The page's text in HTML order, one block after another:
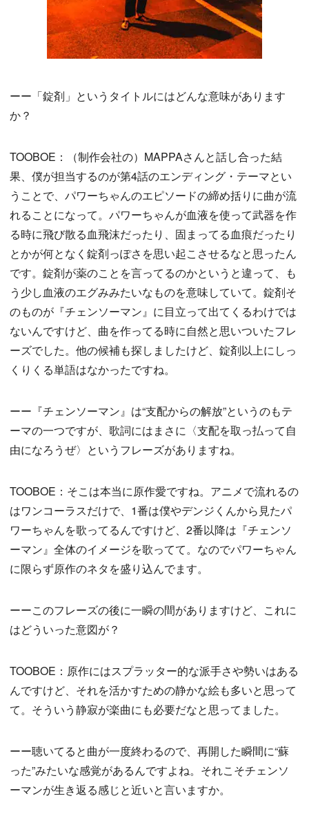
ーー「錠剤」というタイトルにはどんな意味があります
か？
TOOBOE：（制作会社の）MAPPAさんと話し合った結
果、僕が担当するのが第4話のエンディング・テーマとい
うことで、パワーちゃんのエピソードの締め括りに曲が流
れることになって。パワーちゃんが血液を使って武器を作
る時に飛び散る血飛沫だったり、固まってる血痕だったり
とかが何となく錠剤っぽさを思い起こさせるなと思ったん
です。錠剤が薬のことを言ってるのかというと違って、も
う少し血液のエグみみたいなものを意味していて。錠剤そ
のものが『チェンソーマン』に目立って出てくるわけでは
ないんですけど、曲を作ってる時に自然と思いついたフレ
ーズでした。他の候補も探しましたけど、錠剤以上にしっ
くりくる単語はなかったですね。
ーー『チェンソーマン』は“支配からの解放”というのもテ
ーマの一つですが、歌詞にはまさに〈支配を取っ払って自
由になろうぜ〉というフレーズがありますね。
TOOBOE：そこは本当に原作愛ですね。アニメで流れるの
はワンコーラスだけで、1番は僕やデンジくんから見たパ
ワーちゃんを歌ってるんですけど、2番以降は『チェンソ
ーマン』全体のイメージを歌ってて。なのでパワーちゃん
に限らず原作のネタを盛り込んでます。
ーーこのフレーズの後に一瞬の間がありますけど、これに
はどういった意図が？
TOOBOE：原作にはスプラッター的な派手さや勢いはある
んですけど、それを活かすための静かな絵も多いと思って
て。そういう静寂が楽曲にも必要だなと思ってました。
ーー聴いてると曲が一度終わるので、再開した瞬間に“蘇
った”みたいな感覚があるんですよね。それこそチェンソ
ーマンが生き返る感じと近いと言いますか。